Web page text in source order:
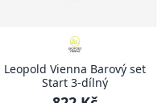
Leopold Vienna Barový set
Start 3-dílný